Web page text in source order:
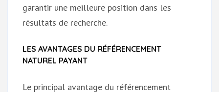
garantir une meilleure position dans les
résultats de recherche.
LES AVANTAGES DU RÉFÉRENCEMENT
NATUREL PAYANT
Le principal avantage du référencement